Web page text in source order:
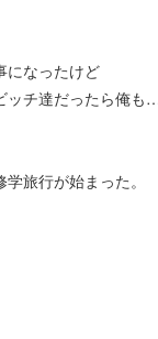
になったけど
ッチ達だったら俺
旅行が始まった。